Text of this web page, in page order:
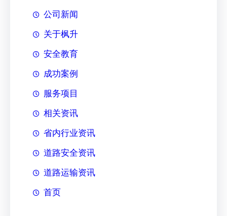
公司新闻
关于枫升
安全教育
成功案例
服务项目
相关资讯
省内行业资讯
道路安全资讯
道路运输资讯
首页